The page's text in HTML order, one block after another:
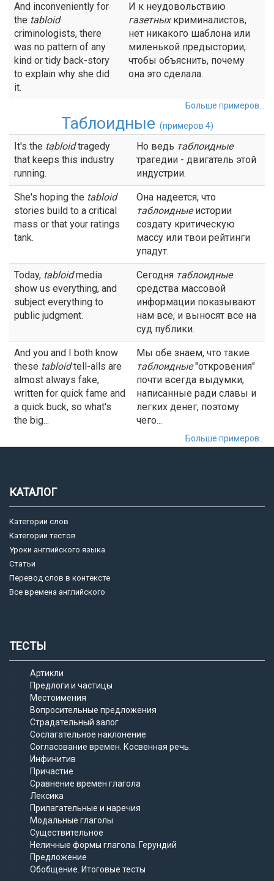
And inconveniently for
the tabloid
criminologists, there
was no pattern of any
kind or tidy back-story
to explain why she did
it.
И к неудовольствию
газетныхкриминалистов,
нет никакого шаблона или
миленькой предыстории,
чтобы объяснить, почему
она это сделала.
Больше примеров...
Таблоидные (примеров 4)
It's the tabloidtragedy
that keeps this industry
running.
Но ведь таблоидные
трагедии - двигатель этой
индустрии.
She's hoping the tabloid
stories build to a critical
mass or that your ratings
tank.
Она надеется, что
таблоидныеистории
создату критическую
массу или твои рейтинги
упадут.
Today, tabloidmedia
show us everything, and
subject everything to
public judgment.
Сегодня таблоидные
средства массовой
информации показывают
нам все, и выносят все на
суд публики.
And you and I both know
these tabloidtell-alls are
almost always fake,
written for quick fame and
a quick buck, so what's
the big...
Мы обе знаем, что такие
таблоидные"откровения"
почти всегда выдумки,
написанные ради славы и
легких денег, поэтому
чего...
Больше примеров...
КАТАЛОГ
Категории слов
Категории тестов
Уроки английского языка
Статьи
Перевод слов в контексте
Все времена английского
ТЕСТЫ
Артикли
Предлоги и частицы
Местоимения
Вопросительные предложения
Страдательный залог
Сослагательное наклонение
Согласование времен. Косвенная речь.
Инфинитив
Причастие
Сравнение времен глагола
Лексика
Прилагательные и наречия
Модальные глаголы
Существительное
Неличные формы глагола. Герундий
Предложение
Обобщение. Итоговые тесты